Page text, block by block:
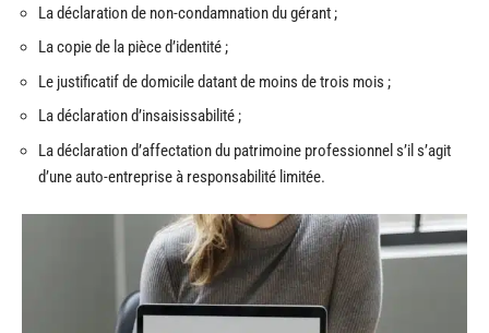
La déclaration de non-condamnation du gérant ;
La copie de la pièce d’identité ;
Le justificatif de domicile datant de moins de trois mois ;
La déclaration d’insaisissabilité ;
La déclaration d’affectation du patrimoine professionnel s’il s’agit
d’une auto-entreprise à responsabilité limitée.